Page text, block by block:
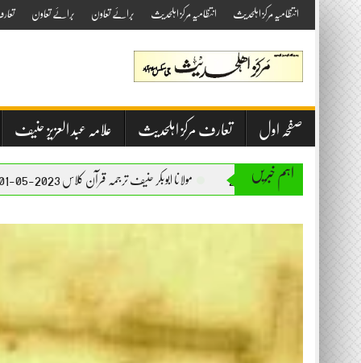
Skip
to
content
انتظامیہ مرکز اہلحدیث انتظامیہ مرکز اہلحدیث برائے تعاون برائے تعاون
صفحہ اول تعارف مرکز اہلحدیث علامہ عبد العزیز حنیف
اہم خبریںمولانا ابوبکر حنیف ترجمہ قرآن کلاس 2023-05-01 مولانا